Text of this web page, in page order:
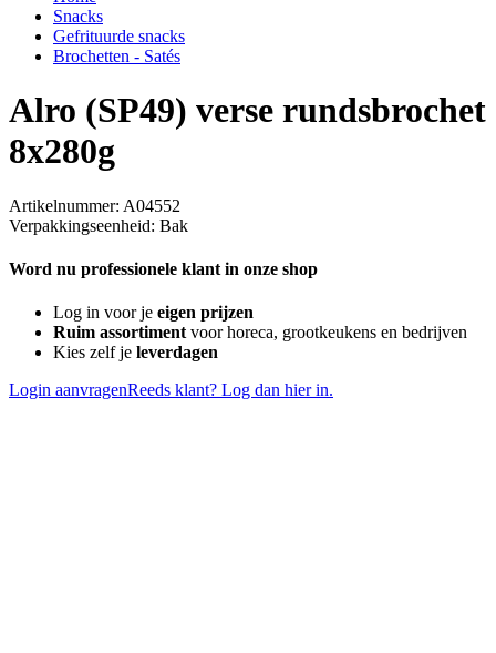
Snacks
Gefrituurde snacks
Brochetten - Satés
Alro (SP49) verse rundsbrochet
8x280g
Artikelnummer: A04552
Verpakkingseenheid: Bak
Word nu professionele klant in onze shop
Log in voor je eigen prijzen
Ruim assortimentvoor horeca, grootkeukens en bedrijven
Kies zelf je leverdagen
Login aanvragenReeds klant? Log dan hier in.